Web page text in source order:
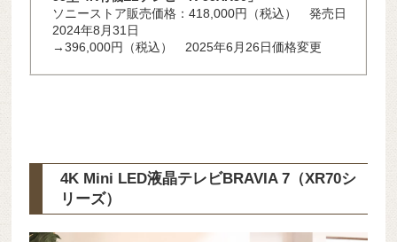
ソニーストア販売価格：418,000円（税込） 発売日
2024年8月31日
→396,000円（税込） 2025年6月26日価格変更
4K Mini LED液晶テレビBRAVIA 7（XR70シ
リーズ）